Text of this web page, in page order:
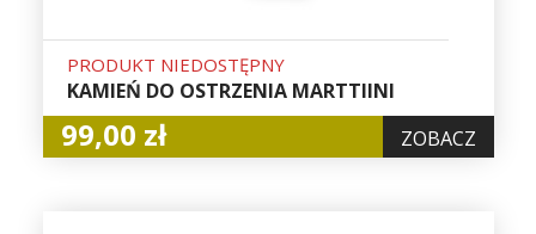
PRODUKT NIEDOSTĘPNY
KAMIEŃ DO OSTRZENIA MARTTIINI
99,00 zł ZOBACZ